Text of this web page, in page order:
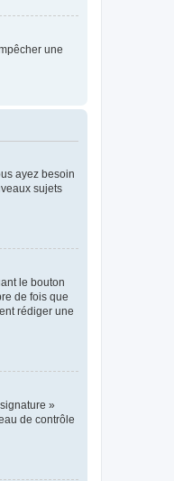
une
ayez besoin
sujets
le bouton
de fois que
rédiger une
»
de contrôle